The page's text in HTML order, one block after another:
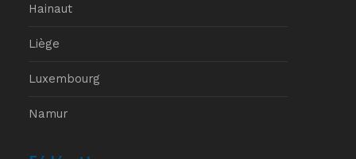
Hainaut
Liège
Luxembourg
Namur